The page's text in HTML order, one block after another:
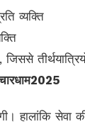
व्यक्ति
हालांकि सेवा